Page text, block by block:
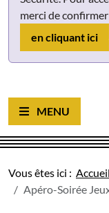
merci de
en cliquant ici
Ouvrir le menu
Vous êtes ici : Accueil
Apéro-Soirée